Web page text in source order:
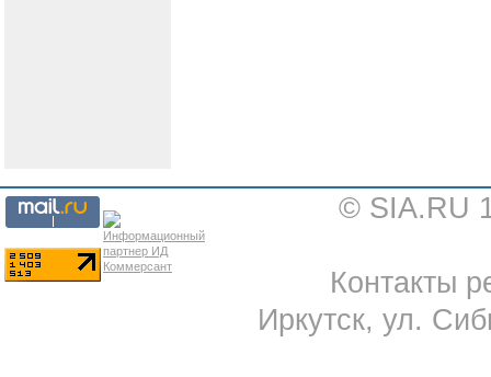
© SIA.RU
Контакты
Иркутск, ул.